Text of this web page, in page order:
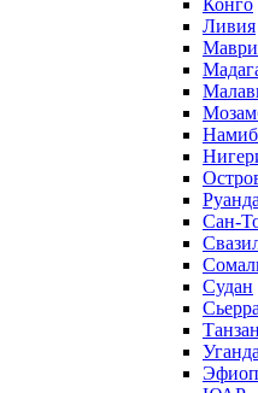
Конго
Ливия
Руанда
Сан-
Судан
Уганда